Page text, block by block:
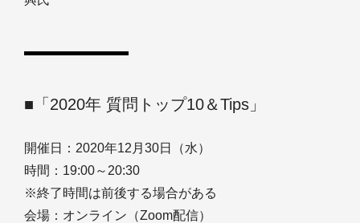
■「2020年 質問トップ10＆Tips」
開催日：2020年12月30日（水）
時間：19:00～20:30
※終了時間は前後する場合がある
会場：オンライン（Zoom配信）